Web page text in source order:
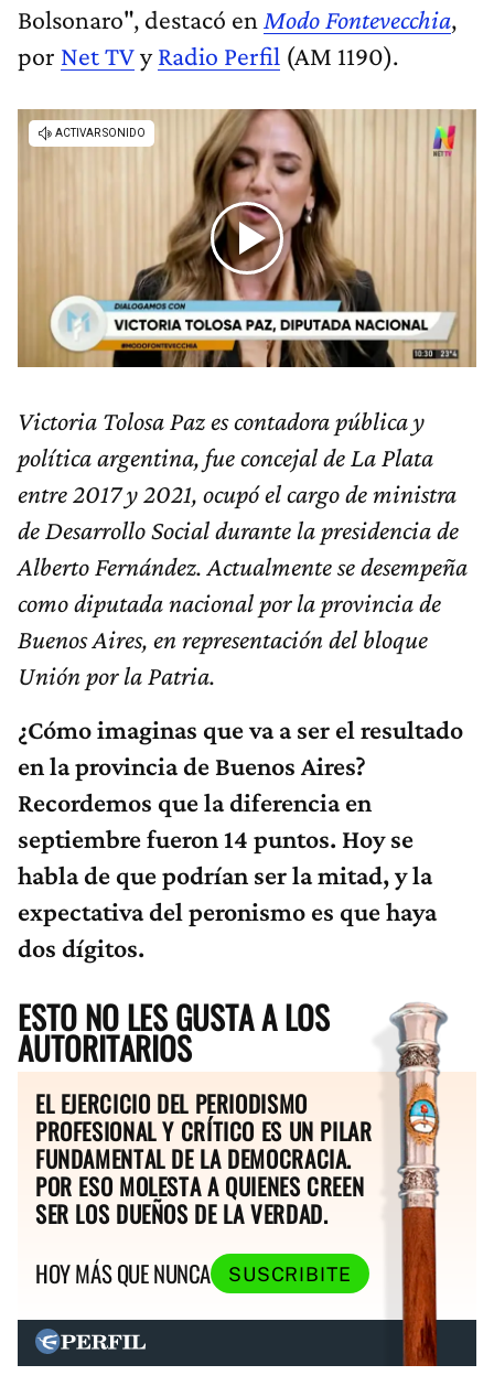
Bolsonaro", destacó en Modo Fontevecchia,
por Net TVyRadio Perfil (AM 1190).
Victoria Tolosa Paz es contadora pública y
política argentina, fue concejal de La Plata
entre 2017 y 2021, ocupó el cargo de ministra
de Desarrollo Social durante la presidencia de
Alberto Fernández. Actualmente se desempeña
como diputada nacional por la provincia de
Buenos Aires, en representación del bloque
Unión por la Patria.
¿Cómo imaginas que va a ser el resultado
en la provincia de Buenos Aires?
Recordemos que la diferencia en
septiembre fueron 14 puntos. Hoy se
habla de que podrían ser la mitad, y la
expectativa del peronismo es que haya
dos dígitos.
ESTO NO LES GUSTA A LOS
AUTORITARIOS
EL EJERCICIO DEL PERIODISMO
PROFESIONAL Y CRÍTICO ES UN PILAR
FUNDAMENTAL DE LA DEMOCRACIA.
POR ESO MOLESTA A QUIENES CREEN
SER LOS DUEÑOS DE LA VERDAD.
HOY MÁS QUE NUNCA
SUSCRIBITE